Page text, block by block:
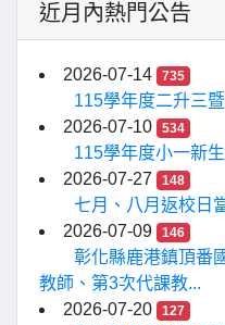
近月內熱門公告
2026-07-14 735
115學年度二升三
2026-07-10
534
115學年度小一新
2026-07-27
148
七月、八月返校日
2026-07-09
146
彰化縣鹿港鎮頂番
教師、第3次代課教...
2026-07-20
127